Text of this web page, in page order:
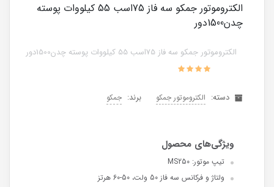
الکتروموتور جمکو سه فاز 75اسب 55 کیلووات پوسته
چدن1500دور
الکتروموتور جمکو سه فاز 75اسب 55 کیلووات پوسته چدن1500دور
دسته: الکتروموتور جمکو برند: جمکو
تیپ موتور: MS250
ولتاژ و فرکانس سه فاز 50 ولت، 50-60 هرتز